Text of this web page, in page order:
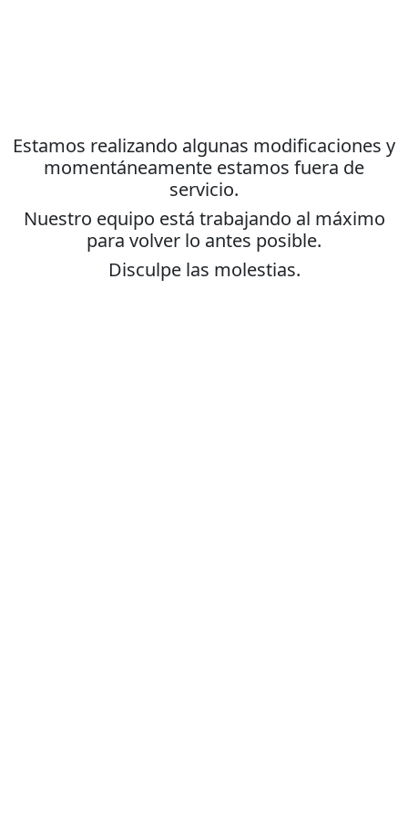
Estamos realizando algunas modificaciones y
momentáneamente estamos fuera de
servicio.
Nuestro equipo está trabajando al máximo
para volver lo antes posible.
Disculpe las molestias.